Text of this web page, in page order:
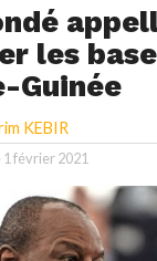
les
Guinée
KEBIR
1 février 2021